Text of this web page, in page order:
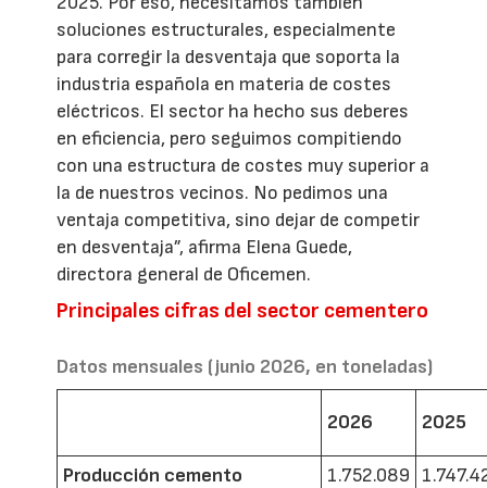
soluciones estructurales, especialmente
para corregir la desventaja que soporta la
industria española en materia de costes
eléctricos. El sector ha hecho sus deberes
en eficiencia, pero seguimos compitiendo
con una estructura de costes muy superior a
la de nuestros vecinos. No pedimos una
ventaja competitiva, sino dejar de competir
en desventaja”, afirma Elena Guede,
directora general de Oficemen.
Principales cifras del sector cementero
Datos mensuales (junio 2026, en toneladas)
2026 2025
Producción cemento 1.752.089